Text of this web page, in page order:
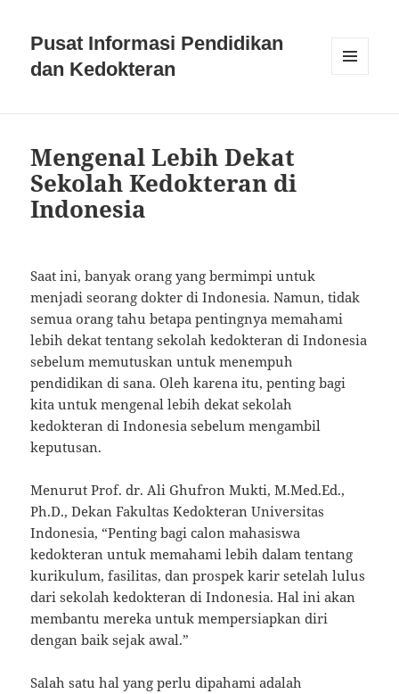
Pusat Informasi Pendidikan
dan Kedokteran
Mengenal Lebih Dekat
Sekolah Kedokteran di
Indonesia
Saat ini, banyak orang yang bermimpi untuk
menjadi seorang dokter di Indonesia. Namun, tidak
semua orang tahu betapa pentingnya memahami
lebih dekat tentang sekolah kedokteran di Indonesia
sebelum memutuskan untuk menempuh
pendidikan di sana. Oleh karena itu, penting bagi
kita untuk mengenal lebih dekat sekolah
kedokteran di Indonesia sebelum mengambil
keputusan.
Menurut Prof. dr. Ali Ghufron Mukti, M.Med.Ed.,
Ph.D., Dekan Fakultas Kedokteran Universitas
Indonesia, “Penting bagi calon mahasiswa
kedokteran untuk memahami lebih dalam tentang
kurikulum, fasilitas, dan prospek karir setelah lulus
dari sekolah kedokteran di Indonesia. Hal ini akan
membantu mereka untuk mempersiapkan diri
dengan baik sejak awal.”
Salah satu hal yang perlu dipahami adalah